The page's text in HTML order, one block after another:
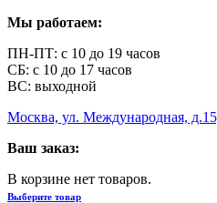
Мы работаем:
ПН-ПТ: с 10 до 19 часов
СБ: с 10 до 17 часов
ВС: выходной
Москва, ул. Международная,
Ваш заказ:
В корзине нет товаров.
Выберите товар